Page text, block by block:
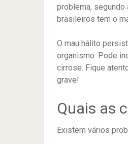
problema,
brasileiros tem o
O mau hálito
organismo. Pode
cirrose. Fique
grave!
Quais as
Existem vários